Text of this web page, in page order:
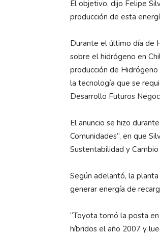
El objetivo, dijo Felipe
producción de esta
Durante el último día de
sobre el hidrógeno en
producción de
la tecnología que se
Desarrollo Futuros
El anuncio se hizo
Comunidades”, en que
Sustentabilidad y Cambio
Según adelantó, la
generar energía de
“Toyota tomó la posta
híbridos el año 2007 y